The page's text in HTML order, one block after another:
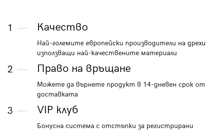
1 Качество
Най-големите европейски производители на дрехи
използващи най-качествените материали
2 Право на връщане
Можете да върнете продукт в 14-дневен срок от
доставката
3 VIP клуб
Бонусна система с отстъпки за регистрирани